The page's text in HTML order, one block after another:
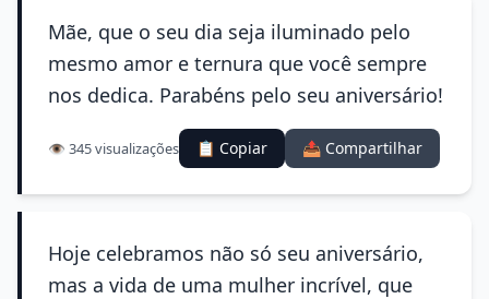
Mãe, que o seu dia seja iluminado pelo
mesmo amor e ternura que você sempre
nos dedica. Parabéns pelo seu aniversário!
👁️ 345 visualizações 📋 Copiar 📤 Compartilhar
Hoje celebramos não só seu aniversário,
mas a vida de uma mulher incrível, que